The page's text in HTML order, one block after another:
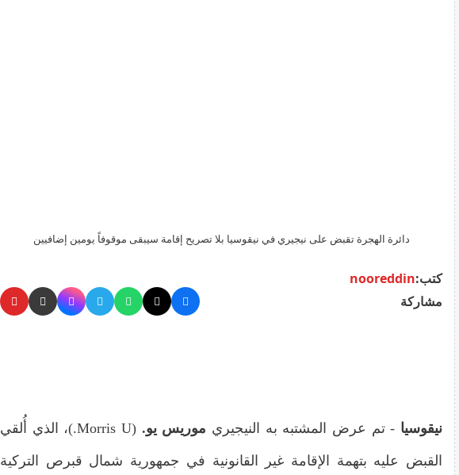
دائرة الهجرة تقبض على نيجيري في نيقوسيا بلا تصريح إقامة سيبقى موقوفاً يومين إضافيين
كتب:nooreddin
مشاركة
نيقوسيا - تم عرض المشتبه به النيجيري موريس يو. (Morris U.)، الذي أُلقي
القبض عليه بتهمة الإقامة غير القانونية في جمهورية شمال قبرص التركية